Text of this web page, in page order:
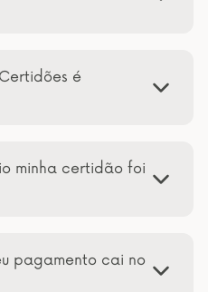
é
minha certidão foi
pagamento cai no